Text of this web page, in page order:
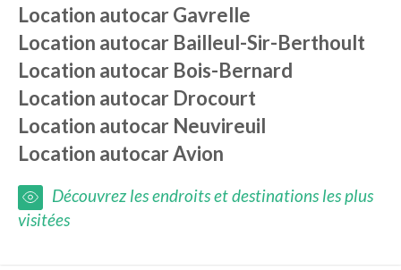
Location autocarGavrelle
Location autocar Bailleul-Sir-Berthoult
Location autocar Bois-Bernard
Location autocar Drocourt
Location autocar Neuvireuil
Location autocarAvion
Découvrez les endroits et destinations les plus
visitées